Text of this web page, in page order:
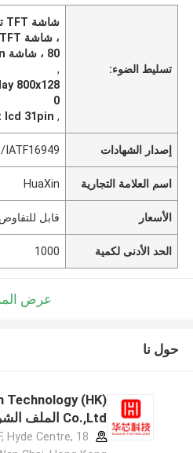
تسليط الضوء:
80 ، شاشة TFT LCD 31pin
,
800x128
0
,
31pin
إصدار الشهادات IATF16949
اسم العلامة التجارية HuaXin
الأسعار قابل للتفاوض
الحد الأدنى لكمية 1000
عرض
حول نا
Technology (HK)
Co.,Ltd الملف الشركة المصنعة
Hyde Centre, 18